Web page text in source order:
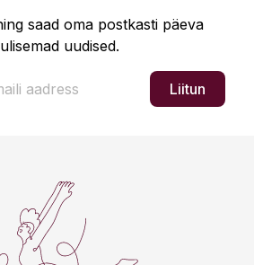
saad oma postkasti päeva
uudised.
Liitun